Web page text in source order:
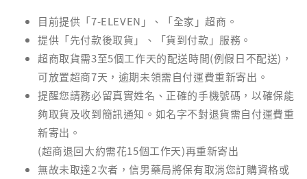
目前提供「7-ELEVEN」、「全家」超商。
提供「先付款後取貨」、「貨到付款」服務。
超商取貨需3至5個工作天的配送時間(例假日不配送)，
可放置超商7天，逾期未領需自付運費重新寄出。
提醒您請務必留真實姓名、正確的手機號碼，以確保能
夠取貨及收到簡訊通知。如名字不對退貨需自付運費重
新寄出。
(超商退回大約需花15個工作天)再重新寄出
無故未取達2次者，信男藥局將保有取消您訂購資格或